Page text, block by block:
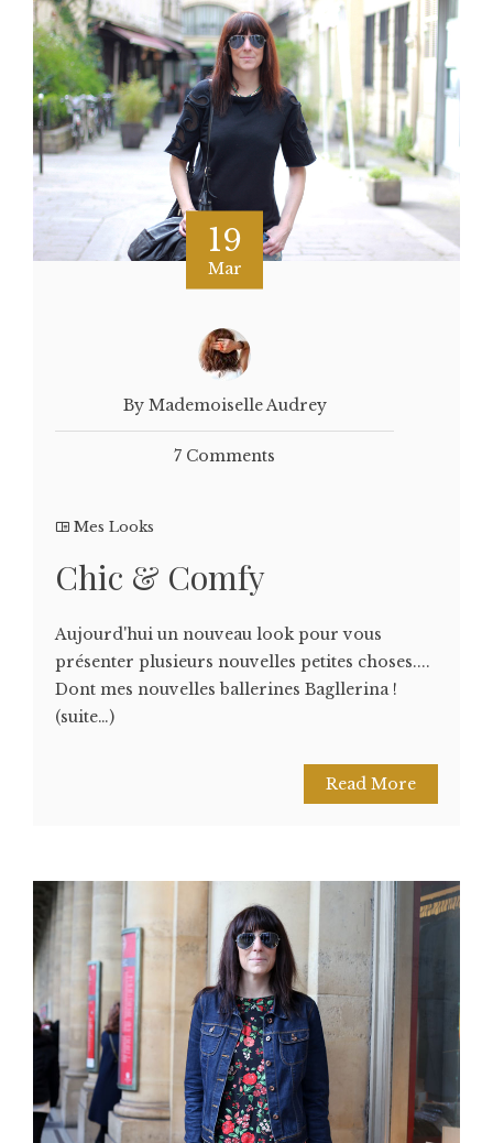
19
Mar
By Mademoiselle Audrey
7 Comments
Mes Looks
Chic & Comfy
Aujourd'hui un nouveau look pour vous
présenter plusieurs nouvelles petites choses....
Dont mes nouvelles ballerines Bagllerina !
(suite…)
Read More